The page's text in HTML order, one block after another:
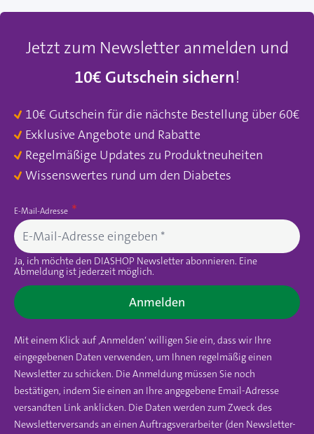
Jetzt zum Newsletter anmelden und
10€ Gutschein sichern!
10€ Gutschein für die nächste Bestellung über 60€
Exklusive Angebote und Rabatte
Regelmäßige Updates zu Produktneuheiten
Wissenswertes rund um den Diabetes
E-Mail-Adresse
Ja, ich möchte den DIASHOP Newsletter abonnieren. Eine
Abmeldung ist jederzeit möglich.
Anmelden
Mit einem Klick auf ‚Anmelden‘ willigen Sie ein, dass wir Ihre
eingegebenen Daten verwenden, um Ihnen regelmäßig einen
Newsletter zu schicken. Die Anmeldung müssen Sie noch
bestätigen, indem Sie einen an Ihre angegebene Email-Adresse
versandten Link anklicken. Die Daten werden zum Zweck des
Newsletterversands an einen Auftragsverarbeiter (den Newsletter-